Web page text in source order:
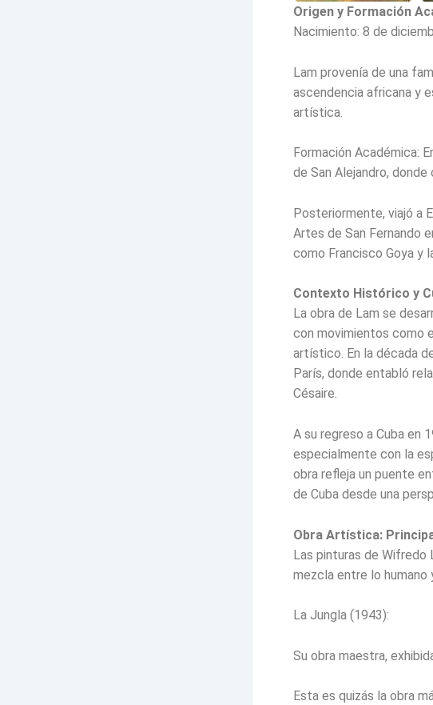
Origen y Formación
Nacimiento: 8 de
Lam provenía de una
ascendencia africana y
artística.
Formación Académica:
de San Alejandro,
Posteriormente, viajó a
Artes de San Fernando
como Francisco Goya y
Contexto Histórico y
La obra de Lam se
con movimientos como
artístico. En la década
París, donde entabló
Césaire.
A su regreso a Cuba en
especialmente con la
obra refleja un puente
de Cuba desde una
Obra Artística:
Las pinturas de Wifredo
mezcla entre lo humano
La Jungla (1943):
Su obra maestra,
Esta es quizás la obra